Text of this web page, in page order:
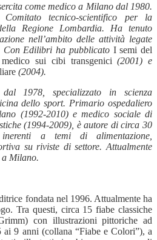
come medico a Milano dal 1980.
tecnico-scientifico per la
Regione Lombardia. Ha tenuto
nell’ambito delle attività legate
Con Edilibri ha pubblicato I semi del
sui cibi transgenici(2001) e
(2004).
1978, specializzato in scienza
dello sport. Primario ospedaliero
(1992-2010) e medico sociale di
(1994-2009), è autore di circa 30
inerenti a temi di alimentazione,
su riviste di settore. Attualmente
a Milano.
fondata nel 1996. Attualmente ha
Tra questi, circa 15 fiabe classiche
con illustrazioni pittoriche ad
9 anni (collana “Fiabe e Colori”), a